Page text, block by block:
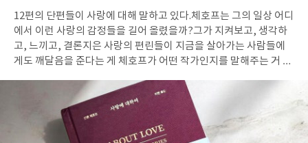
신들에게도 못마땅합니다. 헥토르는 트로이아의 영웅이자 정직하
고 따뜻한 사람으로 많은 사람들과 신들의 사랑을 받고 있었으니까
요.아킬레우스는 반이 반신이지만 거칠고, 고집 세고 자존심이 강합
니다.한 나라의 왕자로서 자질을 갖춘 헥토르와 여러 면에서 비교되
기와 영화에서 아킬레우스는 범접할 수 없는 영웅이었으니까요.이
렇게 속 좁고, 자기 기분만 중요한 사람이란 걸 몰랐습니다. 이 책엔
트로이아 전쟁의 시작이 된 황금사과 이야기가 맨 앞에 살짝 나옵니
다.한 여인 때문에 시작된 전쟁이 또 다른 여인 때문에 새로운 국면
일
12편의 단편들이 사랑에 대해 말하고 있다.체호프는 그의 일상 어디
에서 이런 사랑의 감정들을 길어 올렸을까?그가 지켜보고, 생각하
고, 느끼고, 결론지은 사랑의 편린들이 지금을 살아가는 사람들에
게도 깨달음을 준다는 게 체호프가 어떤 작가인지를 말해주는 거 같
사랑의 시작사랑이라는 착각 속에서 자신의 허영을 채우려고만 하
는 사랑이라는 환상사랑 속에서 욕망이 가진 무게를 보여주는 사랑
과 인간의 욕망사랑이 휩쓸고 간 자리에 남겨진 자기 자신의 모습을
보게 되는 사랑 이후에 남는 것. 4가지 파트로 나뉜 체호프의 단편들